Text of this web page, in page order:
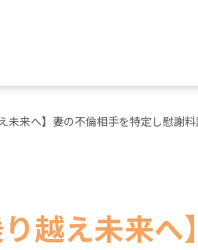
未来へ】妻の不倫相手を特定し慰謝
り越え未来